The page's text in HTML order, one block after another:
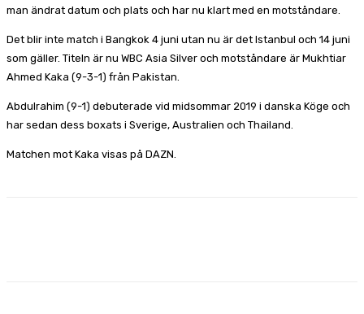
man ändrat datum och plats och har nu klart med en motståndare.
Det blir inte match i Bangkok 4 juni utan nu är det Istanbul och 14 juni
som gäller. Titeln är nu WBC Asia Silver och motståndare är Mukhtiar
Ahmed Kaka (9-3-1) från Pakistan.
Abdulrahim (9-1) debuterade vid midsommar 2019 i danska Köge och
har sedan dess boxats i Sverige, Australien och Thailand.
Matchen mot Kaka visas på DAZN.